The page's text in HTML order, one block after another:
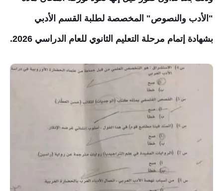
"الأدب والنصوص" المخصصة لطلبة القسم الأدبي
بشهادة إتمام مرحلة التعليم الثانوي للعام الدراسي 2026.